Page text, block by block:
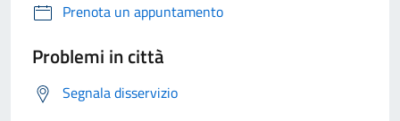
Prenota un appuntamento
Problemi in città
Segnala disservizio